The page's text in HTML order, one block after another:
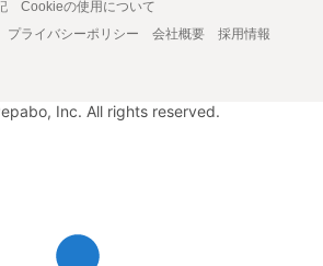
Cookieの使用について
プライバシーポリシー 会社概要
採用情報
Inc. All rights reserved.